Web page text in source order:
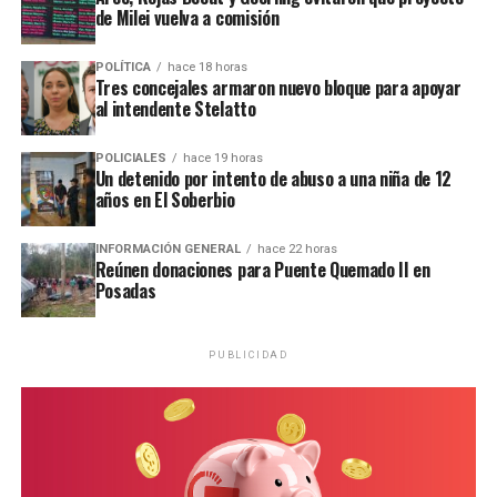
silencio”, inspirado en la historia y el universo de San
Ignacio Miní.
de Milei vuelva a comisión
POLÍTICA hace 18 horas
Tres concejales armaron nuevo bloque para apoyar
al intendente Stelatto
POLICIALES hace 19 horas
Un detenido por intento de abuso a una niña de 12
años en El Soberbio
INFORMACIÓN GENERAL hace 22 horas
Reúnen donaciones para Puente Quemado II en
Posadas
PUBLICIDAD